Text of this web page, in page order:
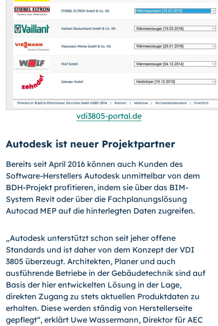
vdi3805-portal.de
Autodesk ist neuer Projektpartner
Bereits seit April 2016 können auch Kunden des
Software-Herstellers Autodesk unmit­telbar von dem
BDH-Projekt profitieren, indem sie über das BIM-
System Revit oder über die Fachplanungslösung
Autocad MEP auf die hinterlegten Daten zugreifen.
„Autodesk unterstützt schon seit jeher offene
Standards und ist daher von dem Kon­zept der VDI
3805 überzeugt. Architekten, Planer und auch
ausführende Betriebe in der Gebäudetechnik sind auf
Basis der hier entwickelten Lösung in der Lage,
direkten Zugang zu stets aktuellen Produktdaten zu
erhalten. Diese werden ständig von Her­stellerseite
gepflegt“, erklärt Uwe Wassermann, Direktor für AEC